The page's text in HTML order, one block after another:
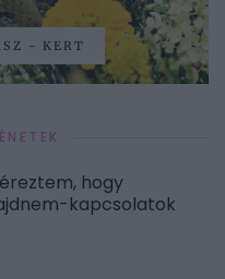
- KERT
hogy
kapcsolatok